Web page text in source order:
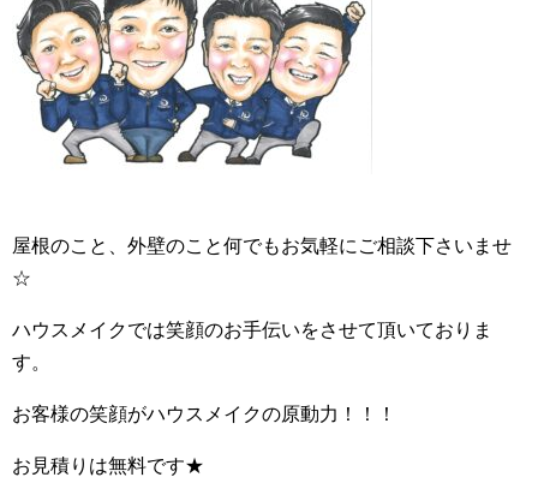
屋根のこと、外壁のこと何でもお気軽にご相談下さいませ
☆
ハウスメイクでは笑顔のお手伝いをさせて頂いておりま
す。
お客様の笑顔がハウスメイクの原動力！！！
お見積りは無料です★